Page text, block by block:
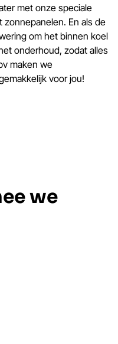
met onze speciale
En als de
om het binnen koel
onderhoud, zodat alles
maken we
voor jou!
we